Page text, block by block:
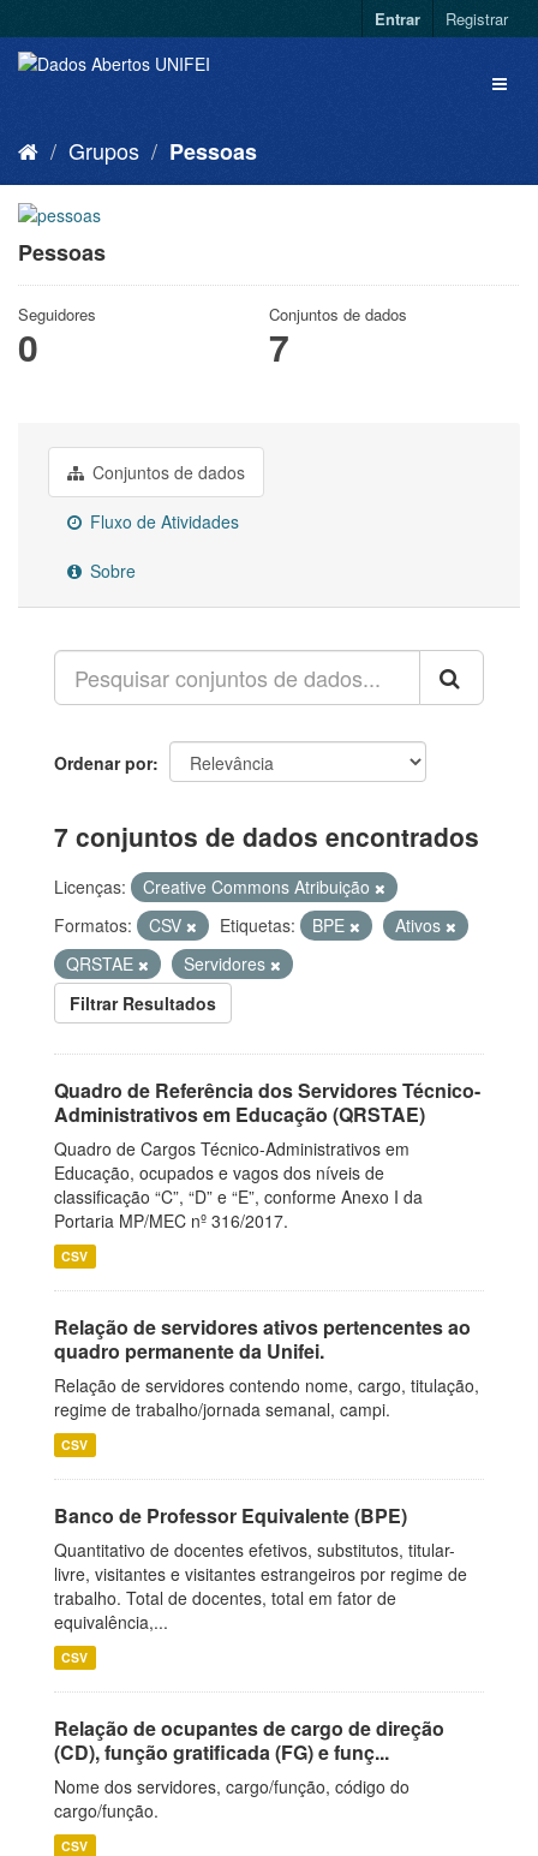
Entrar Registrar
Grupos Pessoas
Pessoas
Seguidores
0
Conjuntos de dados
7
Conjuntos de dados
Fluxo de Atividades
Sobre
Ordenar por
7 conjuntos de dados encontrados
Licenças:
Creative Commons Atribuição
Formatos:
CSV Etiquetas: BPE
Ativos
QRSTAE
Servidores
Filtrar Resultados
Quadro de Referência dos Servidores Técnico-
Administrativos em Educação (QRSTAE)
Quadro de Cargos Técnico-Administrativos em
Educação, ocupados e vagos dos níveis de
classificação “C”, “D” e “E”, conforme Anexo I da
Portaria MP/MEC nº 316/2017.
CSV
Relação de servidores ativos pertencentes ao
quadro permanente da Unifei.
Relação de servidores contendo nome, cargo, titulação,
regime de trabalho/jornada semanal, campi.
CSV
Banco de Professor Equivalente (BPE)
Quantitativo de docentes efetivos, substitutos, titular-
livre, visitantes e visitantes estrangeiros por regime de
trabalho. Total de docentes, total em fator de
equivalência,...
CSV
Relação de ocupantes de cargo de direção
(CD), função gratificada (FG) e funç...
Nome dos servidores, cargo/função, código do
cargo/função.
CSV